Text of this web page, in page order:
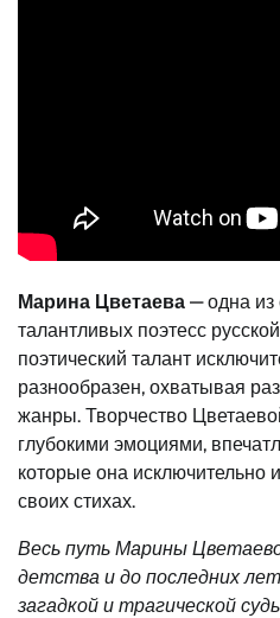
Марина Цветаева — одна из
талантливых поэтесс
поэтический талант
разнообразен, охватывая
жанры. Творчество
глубокими эмоциями,
которые она исключительно
своих стихах.
Весь путь Марины
детства и до последних
загадкой и трагической